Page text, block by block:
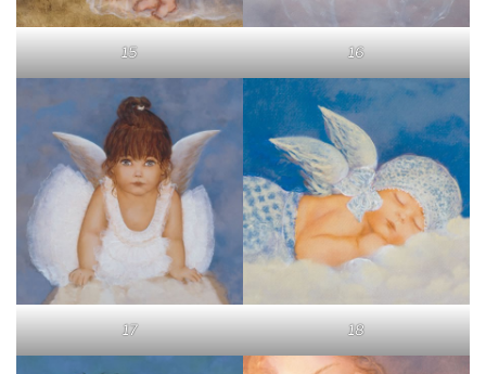
15 16
17 18